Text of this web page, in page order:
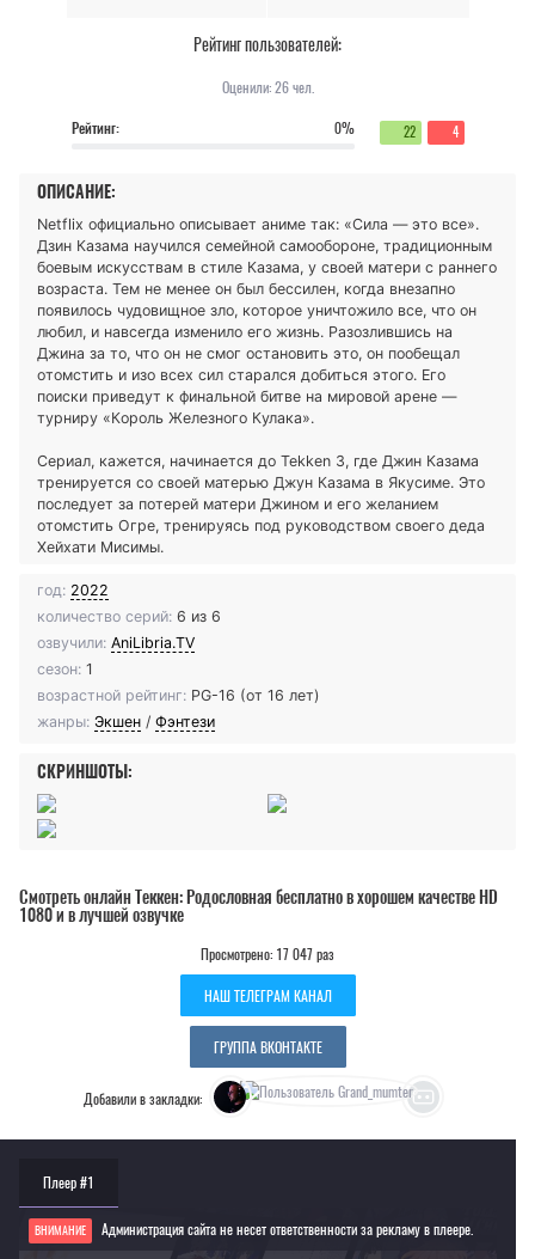
Рейтинг пользователей:
Оценили:26чел.
Рейтинг:
0% 22 4
ОПИСАНИЕ:
Netflix официально описывает аниме так: «Сила — это все».
Дзин Казама научился семейной самообороне, традиционным
боевым искусствам в стиле Казама, у своей матери с раннего
возраста. Тем не менее он был бессилен, когда внезапно
появилось чудовищное зло, которое уничтожило все, что он
любил, и навсегда изменило его жизнь. Разозлившись на
Джина за то, что он не смог остановить это, он пообещал
отомстить и изо всех сил старался добиться этого. Его
поиски приведут к финальной битве на мировой арене —
турниру «Король Железного Кулака».
Сериал, кажется, начинается до Tekken 3, где Джин Казама
тренируется со своей матерью Джун Казама в Якусиме. Это
последует за потерей матери Джином и его желанием
отомстить Огре, тренируясь под руководством своего деда
Хейхати Мисимы.
год: 2022
количество серий: 6 из 6
озвучили: AniLibria.TV
сезон: 1
возрастной рейтинг: PG-16 (от 16 лет)
жанры: Экшен / Фэнтези
СКРИНШОТЫ:
Смотреть онлайн Теккен: Родословная бесплатно в хорошем качестве HD
1080 и в лучшей озвучке
Просмотрено: 17 047 раз
НАШ ТЕЛЕГРАМ КАНАЛ
ГРУППА ВКОНТАКТЕ
Добавили в закладки:
Плеер #1
ВНИМАНИЕ Администрация сайта не несет ответственности за рекламу в плеере.